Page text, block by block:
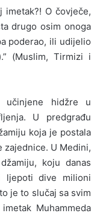
O čovječe,
drugo osim onoga
poderao, ili udijelio
(Muslim, Tirmizi i
učinjene hidžre u
U predgrađu
koja je postala
zajednice. U Medini,
koju danas
ljepoti dive milioni
je to slučaj sa svim
Muhammeda